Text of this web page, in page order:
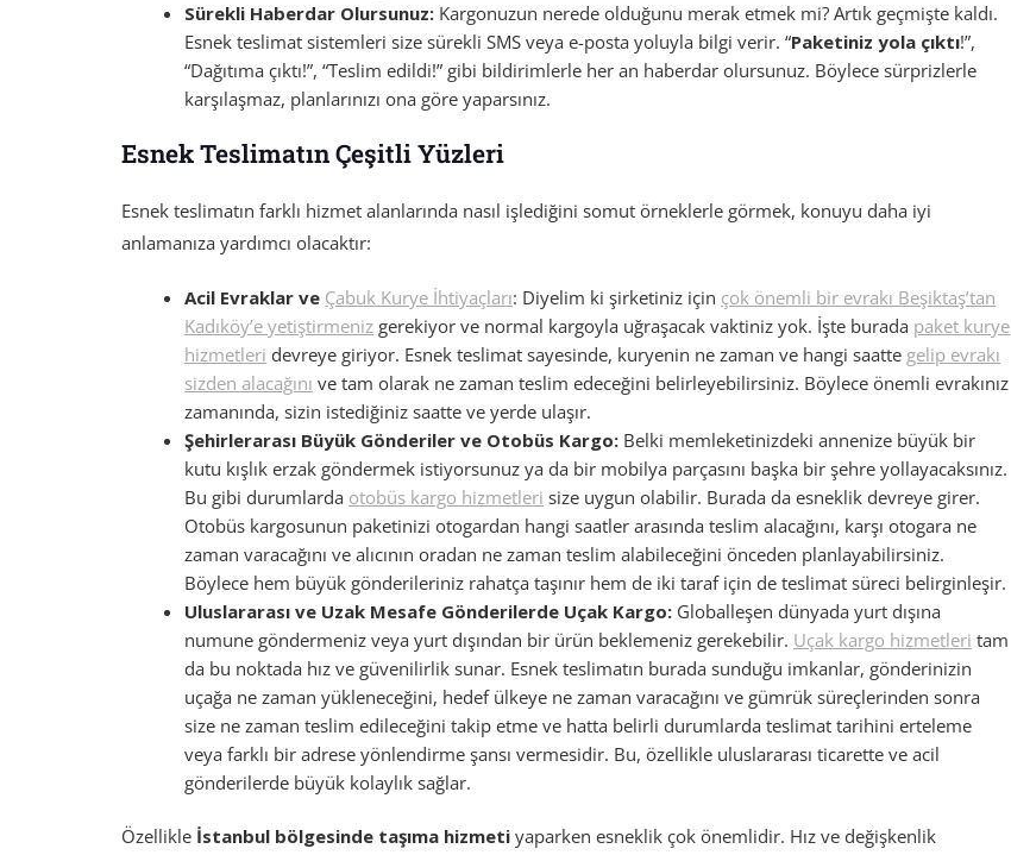
Sürekli Haberdar Olursunuz: Kargonuzun nerede olduğunu merak etmek mi? Artık geçmişte kaldı.
Esnek teslimat sistemleri size sürekli SMS veya e-posta yoluyla bilgi verir. “Paketiniz yola çıktı!”,
“Dağıtıma çıktı!”, “Teslim edildi!” gibi bildirimlerle her an haberdar olursunuz. Böylece sürprizlerle
karşılaşmaz, planlarınızı ona göre yaparsınız.
Esnek Teslimatın Çeşitli Yüzleri
Esnek teslimatın farklı hizmet alanlarında nasıl işlediğini somut örneklerle görmek, konuyu daha iyi
anlamanıza yardımcı olacaktır:
Acil Evraklar ve Çabuk Kurye İhtiyaçları: Diyelim ki şirketiniz için çok önemli bir evrakı Beşiktaş’tan
Kadıköy’e yetiştirmeniz gerekiyor ve normal kargoyla uğraşacak vaktiniz yok. İşte burada paket kurye
hizmetleri devreye giriyor. Esnek teslimat sayesinde, kuryenin ne zaman ve hangi saatte gelip evrakı
sizden alacağını ve tam olarak ne zaman teslim edeceğini belirleyebilirsiniz. Böylece önemli evrakınız
zamanında, sizin istediğiniz saatte ve yerde ulaşır.
Şehirlerarası Büyük Gönderiler ve Otobüs Kargo: Belki memleketinizdeki annenize büyük bir
kutu kışlık erzak göndermek istiyorsunuz ya da bir mobilya parçasını başka bir şehre yollayacaksınız.
Bu gibi durumlarda otobüs kargo hizmetleri size uygun olabilir. Burada da esneklik devreye girer.
Otobüs kargosunun paketinizi otogardan hangi saatler arasında teslim alacağını, karşı otogara ne
zaman varacağını ve alıcının oradan ne zaman teslim alabileceğini önceden planlayabilirsiniz.
Böylece hem büyük gönderileriniz rahatça taşınır hem de iki taraf için de teslimat süreci belirginleşir.
Uluslararası ve Uzak Mesafe Gönderilerde Uçak Kargo: Globalleşen dünyada yurt dışına
numune göndermeniz veya yurt dışından bir ürün beklemeniz gerekebilir. Uçak kargo hizmetleri tam
da bu noktada hız ve güvenilirlik sunar. Esnek teslimatın burada sunduğu imkanlar, gönderinizin
uçağa ne zaman yükleneceğini, hedef ülkeye ne zaman varacağını ve gümrük süreçlerinden sonra
size ne zaman teslim edileceğini takip etme ve hatta belirli durumlarda teslimat tarihini erteleme
veya farklı bir adrese yönlendirme şansı vermesidir. Bu, özellikle uluslararası ticarette ve acil
gönderilerde büyük kolaylık sağlar.
Özellikle İstanbul bölgesinde taşıma hizmeti yaparken esneklik çok önemlidir. Hız ve değişkenlik